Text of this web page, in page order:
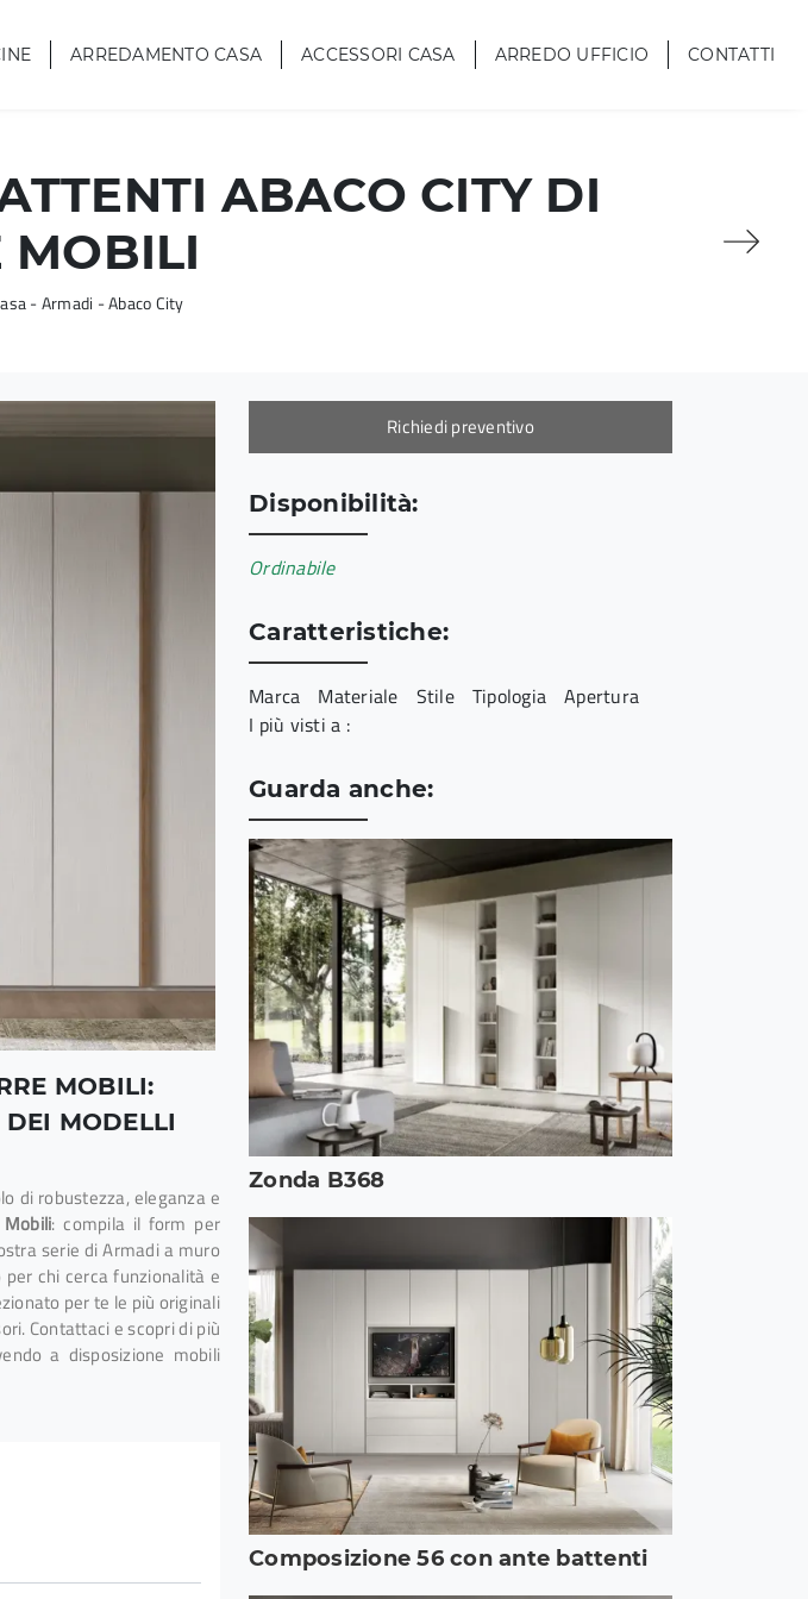
ARREDAMENTO CASA ACCESSORI CASA ARREDO UFFICIO CONTATTI
ABACO CITY DI
MOBILI
-Armadi -Abaco City
MOBILI:
MODELLI
di robustezza, eleganza e
: compila il form per
serie di Armadi a muro
chi cerca funzionalità e
per te le più originali
Contattaci e scopri di più
a disposizione mobili
Richiedi preventivo
Disponibilità:
Ordinabile
Caratteristiche:
Marca Materiale Stile Tipologia
Apertura
I più visti a :
Guarda anche:
Zonda B368
Composizione 56 con ante battenti